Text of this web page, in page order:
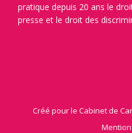
pratique depuis 20 ans le
presse et le droit des
Créé pour le Cabinet de